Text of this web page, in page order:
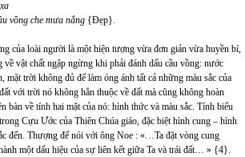
vồng che mưa nắng {Đẹp}.
của loài người là một hiện tượng vừa đơn giản vừa huyền bí,
vật chất ngập ngừng khi phải đánh dấu cầu vồng: nước
mặt trời không đủ để làm óng ánh tất cả những màu sắc của
với trời nó không hẳn thuộc về đất mà cũng không hoàn
bàn về tính hai mặt của nó: hình thức và màu sắc. Tính biểu
Cựu Ước của Thiên Chúa giáo, đặc biệt hình cung – hình
đến. Thượng đế nói với ông Noe : «…Ta đặt vòng cung
một dấu hiệu của sự liên kết giữa Ta và trái đất… » {4}.